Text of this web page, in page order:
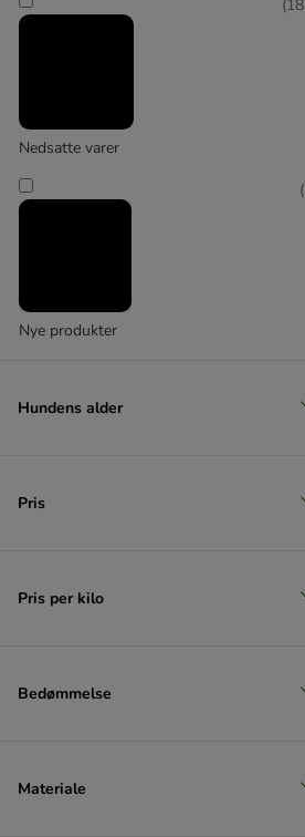
Nedsatte varer
(
Nye produkter
(
Hundens alder
Pris
Pris per kilo
Bedømmelse
Materiale